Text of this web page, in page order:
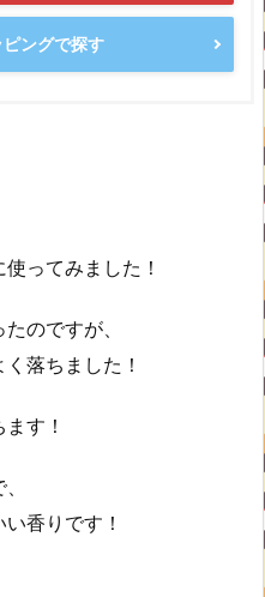
ングで探す
ってみました！
のですが、
落ちました！
す！
香りです！